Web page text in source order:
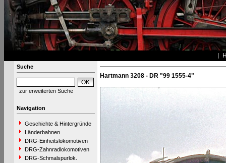
Suche
zur erweiterten Suche
Navigation
Geschichte & Hintergründe
Länderbahnen
DRG-Einheitslokomotiven
DRG-Zahnradlokomotiven
DRG-Schmalspurlok.
Hartmann 3208 - DR "99 1555-4"